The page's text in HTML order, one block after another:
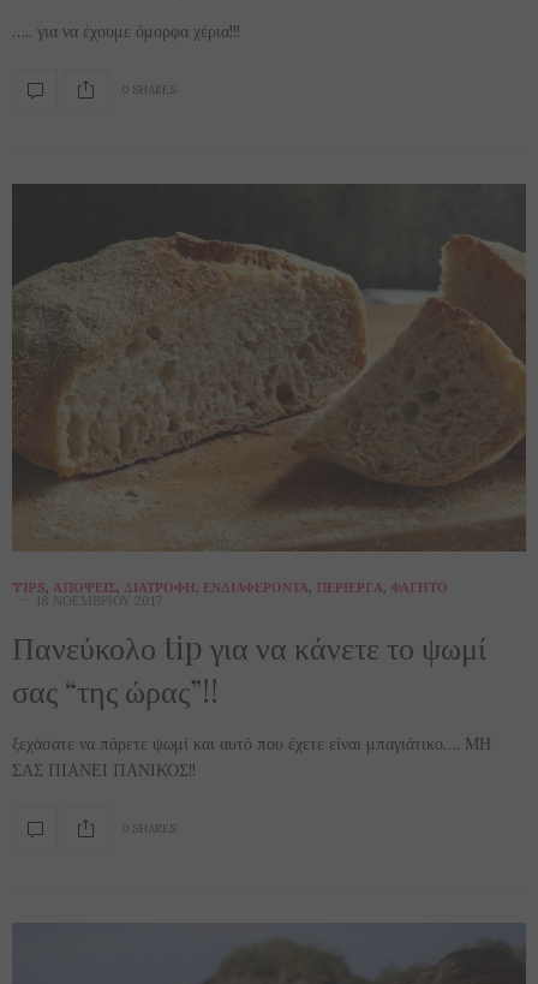
….. για να έχουμε όμορφα χέρια!!!
0 SHARES
TIPS, ΑΠΌΨΕΙΣ, ΔΙΑΤΡΟΦΉ, ΕΝΔΙΑΦΈΡΟΝΤΑ, ΠΕΡΊΕΡΓΑ, ΦΑΓΗΤΌ
18 ΝΟΕΜΒΡΊΟΥ 2017
Πανεύκολο tip για να κάνετε το ψωμί
σας “της ώρας”!!
ξεχάσατε να πάρετε ψωμί και αυτό που έχετε είναι μπαγιάτικο…. ΜΗ
ΣΑΣ ΠΙΑΝΕΙ ΠΑΝΙΚΟΣ!!
0 SHARES